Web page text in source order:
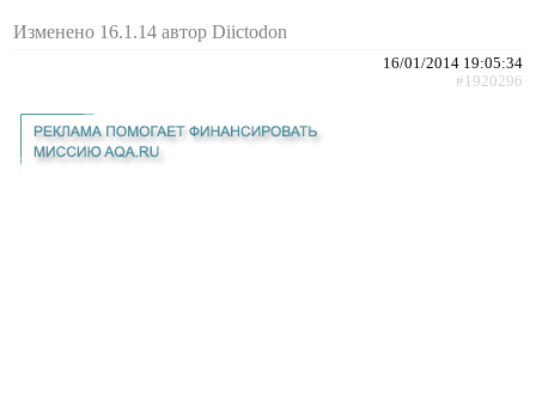
Изменено 16.1.14 автор Diictodon
16/01/2014 19:05:34
#1920296